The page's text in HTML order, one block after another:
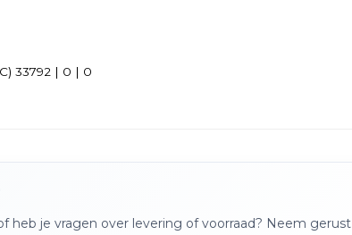
33792 | 0 | 0
heb je vragen over levering of voorraad? Neem gerust